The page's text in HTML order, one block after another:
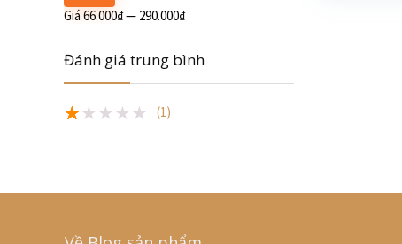
Giá 66.000₫— 290.000₫
Đánh giá trung bình
(1)